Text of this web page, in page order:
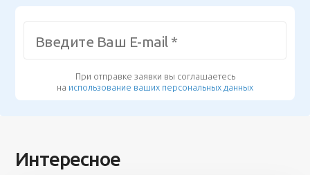
При отправке заявки вы соглашаетесь
на использование ваших персональных данных
Интересное